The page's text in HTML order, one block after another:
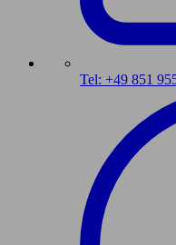
Tel: +49 851